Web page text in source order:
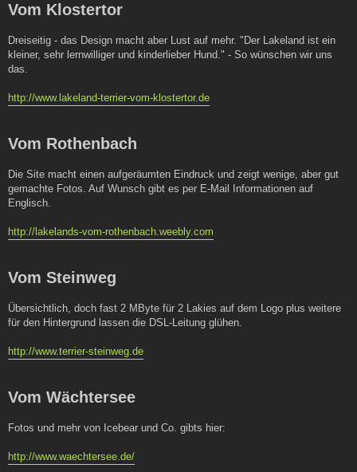
Vom Klostertor
Dreiseitig - das Design macht aber Lust auf mehr. "Der Lakeland ist ein
kleiner, sehr lernwilliger und kinderlieber Hund." - So wünschen wir uns
das.
http://www.lakeland-terrier-vom-klostertor.de
Vom Rothenbach
Die Site macht einen aufgeräumten Eindruck und zeigt wenige, aber gut
gemachte Fotos. Auf Wunsch gibt es per E-Mail Informationen auf
Englisch.
http://lakelands-vom-rothenbach.weebly.com
Vom Steinweg
Übersichtlich, doch fast 2 MByte für 2 Lakies auf dem Logo plus weitere
für den Hintergrund lassen die DSL-Leitung glühen.
http://www.terrier-steinweg.de
Vom Wächtersee
Fotos und mehr von Icebear und Co. gibts hier:
http://www.waechtersee.de/